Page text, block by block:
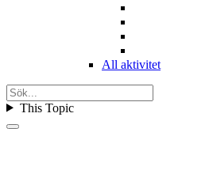
All aktivitet
This Topic